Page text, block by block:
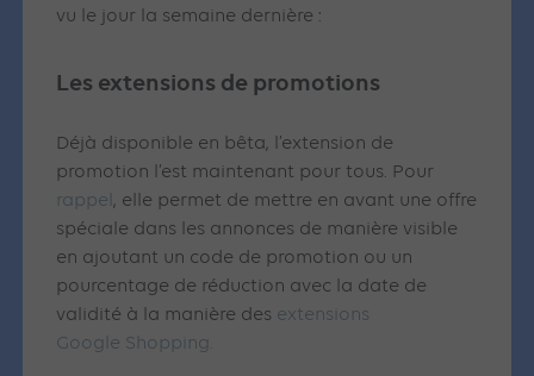
vu le jour la semaine dernière :
Les extensions de promotions
Déjà disponible en bêta, l’extension de
promotion l’est maintenant pour tous. Pour
rappel, elle permet de mettre en avant une offre
spéciale dans les annonces de manière visible
en ajoutant un code de promotion ou un
pourcentage de réduction avec la date de
validité à la manière des extensions
Google Shopping.